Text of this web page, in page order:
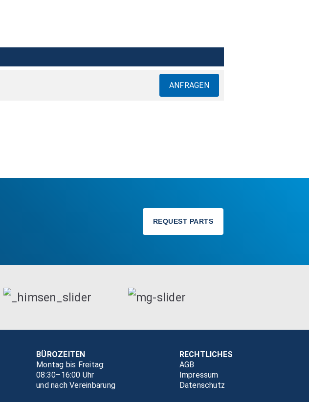
ANFRAGEN
REQUEST PARTS
BÜROZEITEN
Montag bis Freitag:
08:30–16:00 Uhr
und nach Vereinbarung
RECHTLICHES
AGB
Impressum
Datenschutz